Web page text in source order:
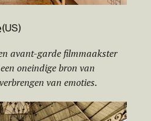
(US)
avant-garde filmmaakster
oneindige bron van
van emoties.